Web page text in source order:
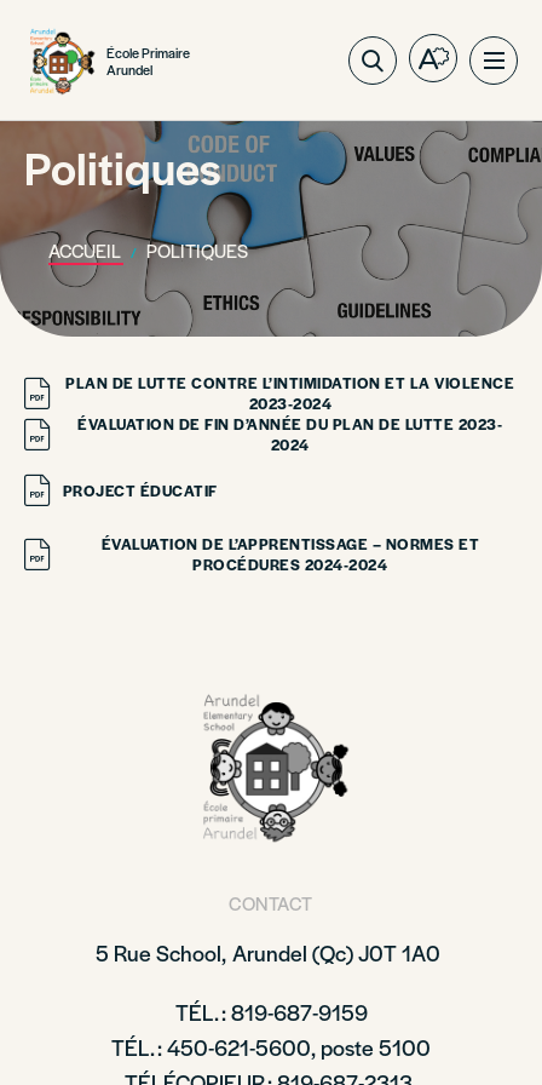
École Primaire
Arundel
Ouvrez
barre
d'outilsdu
Politiques
ACCUEIL POLITIQUES
PLAN DE LUTTE CONTRE L’INTIMIDATION ET LA VIOLENCE
2023-2024
ÉVALUATION DE FIN D’ANNÉE DU PLAN DE LUTTE 2023-
2024
PROJECT ÉDUCATIF
ÉVALUATION DE L’APPRENTISSAGE – NORMES ET
PROCÉDURES 2024-2024
CONTACT
5 Rue School, Arundel (Qc)J0T 1A0
TÉL. : 819-687-9159
TÉL. : 450-621-5600, poste 5100